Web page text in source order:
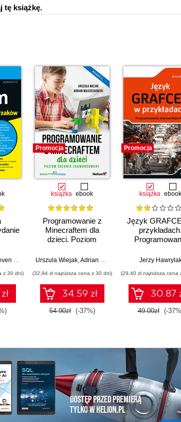
tę książkę.
Ostermiller , Dean J. Kynaston
z 30 dni)
Promocja
książka ebook
Programowanie z
Minecraftem dla
dzieci. Poziom
zaawansowany.
Urszula Wiejak,Adrian Wojciechowski
(32,94 zł najniższa cena z 30 dni)
34.59 zł
54.90zł (-37%)
Promocja
książka ebook
Język
przykładach.
Jerzy
(29,40 zł najniższa cena
30.87
49.00zł (-